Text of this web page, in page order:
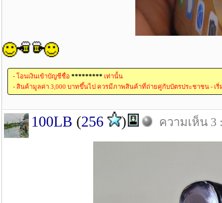
- โอนเงินเข้าบัญชีชื่อ ********* เท่านั้น
- สินค้ามูลค่า 3,000 บาทขึ้นไป ควรมีภาพสินค้าที่ถ่ายคู่กับบัตรประชาชน - เริ่
100LB (256 ) ความเห็น 3